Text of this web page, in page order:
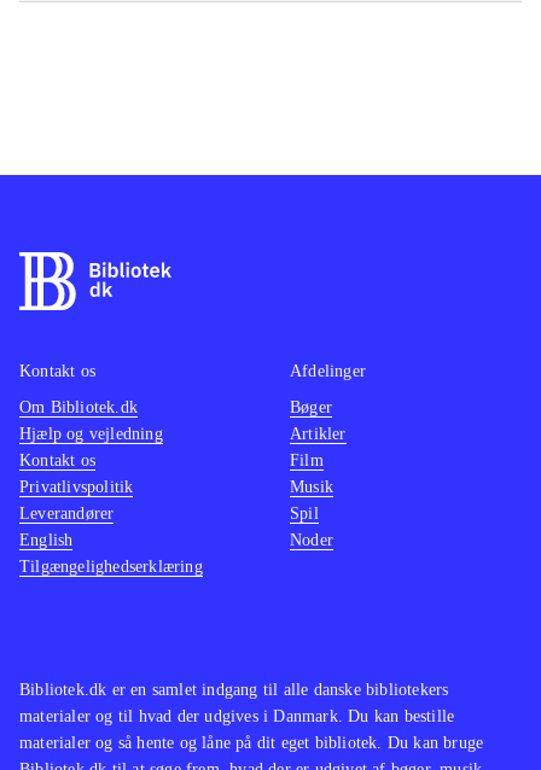
Bibliotek.dk er en samlet indgang til alle danske bibliotekers
materialer og til hvad der udgives i Danmark. Du kan bestille
materialer og så hente og låne på dit eget bibliotek. Du kan bruge
Kontakt os
Om Bibliotek.dk
Hjælp og vejledning
Kontakt os
Privatlivspolitik
Leverandører
English
Tilgængelighedserklæring
Afdelinger
Bøger
Artikler
Film
Musik
Spil
Noder